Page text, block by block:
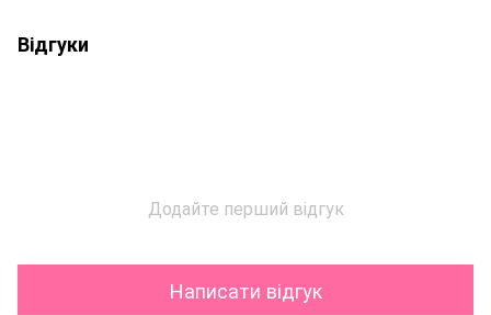
Відгуки
Додайте перший відгук
Написати відгук